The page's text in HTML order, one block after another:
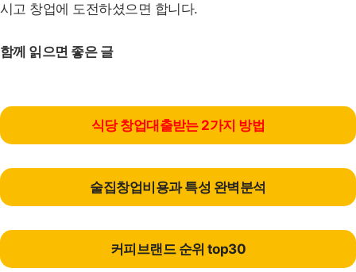
시고 창업에 도전하셨으면 합니다.
함께 읽으면 좋은 글
식당 창업대출받는 2가지 방법
술집창업비용과 특성 완벽분석
커피브랜드 순위 top30